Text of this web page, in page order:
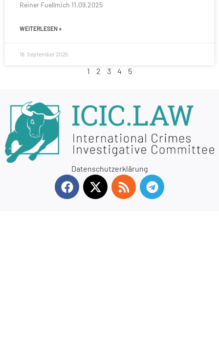
Reiner Fuellmich 11.09.2025
WEITERLESEN »
16. September 2025
1 2 3 4 5
Datenschutzerklärung